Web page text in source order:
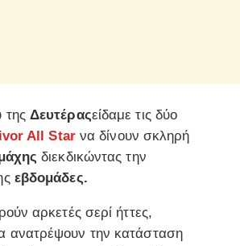
της Δευτέραςείδαμε τις δύο
All Star να δίνουν σκληρή
διεκδικώντας την
εβδομάδες.
αρκετές σερί ήττες,
την κατάσταση